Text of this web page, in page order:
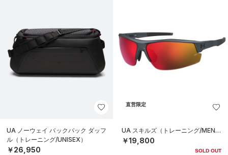
UA ノーウェイ バックパック ダッフ
ル（トレーニング/UNISEX）
￥26,950
直営限定
UA スキルズ（トレーニング/MEN）
￥19,800
SOLD OUT